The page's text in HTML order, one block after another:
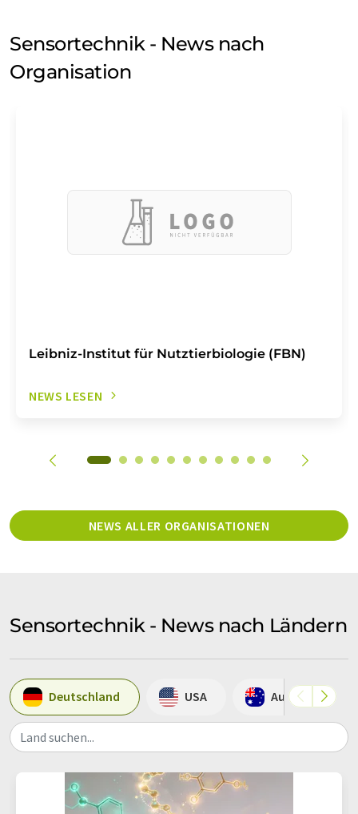
Sensortechnik - News nach
Organisation
Leibniz-Institut für Nutztierbiologie (FBN)
NEWS LESEN
NEWS ALLER ORGANISATIONEN
Sensortechnik - News nach Ländern
Deutschland USA Australien
Land suchen...